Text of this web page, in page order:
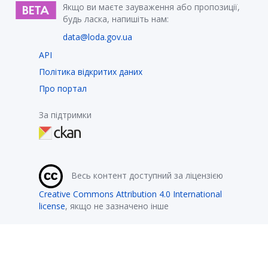
Якщо ви маєте зауваження або пропозиції,
будь ласка, напишіть нам:
data@loda.gov.ua
API
Політика відкритих даних
Про портал
За підтримки
Весь контент доступний за ліцензією
Creative Commons Attribution 4.0 International
license, якщо не зазначено інше